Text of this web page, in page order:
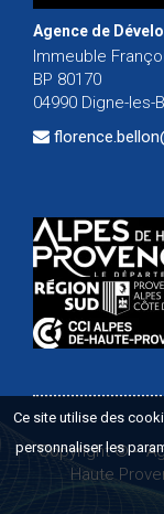
Agence de
Immeuble
BP 80170
04990 Digne-les-
Copyright ©-
Haute
Ce site utilise des
personnaliser les